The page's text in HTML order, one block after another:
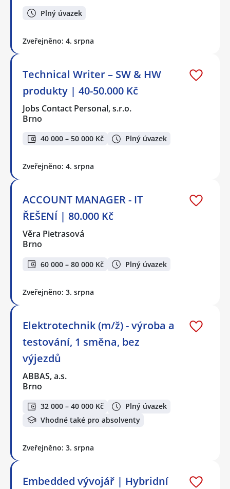
Plný úvazek
Zveřejněno: 4. srpna
Technical Writer – SW & HW
produkty | 40-50.000 Kč
Jobs Contact Personal, s.r.o.
Brno
40 000 – 50 000 Kč Plný úvazek
Zveřejněno: 4. srpna
ACCOUNT MANAGER - IT
ŘEŠENÍ | 80.000 Kč
Věra Pietrasová
Brno
60 000 – 80 000 Kč Plný úvazek
Zveřejněno: 3. srpna
Elektrotechnik (m/ž) - výroba a
testování, 1 směna, bez
výjezdů
ABBAS, a.s.
Brno
32 000 – 40 000 Kč
Plný úvazek
Vhodné také pro absolventy
Zveřejněno: 3. srpna
Embedded vývojář | Hybridní